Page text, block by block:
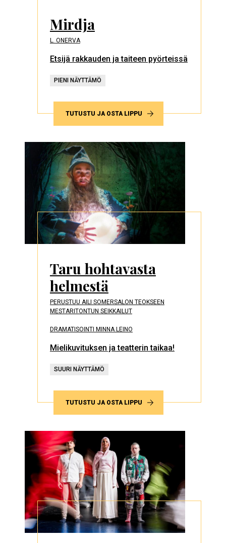
Mirdja
L. ONERVA
Etsijä rakkauden ja taiteen pyörteissä
PIENI NÄYTTÄMÖ
TUTUSTU JA OSTA LIPPU
Taru hohtavasta
helmestä
PERUSTUU AILI SOMERSALON TEOKSEEN
MESTARITONTUN SEIKKAILUT
DRAMATISOINTI MINNA LEINO
Mielikuvituksen ja teatterin taikaa!
SUURI NÄYTTÄMÖ
TUTUSTU JA OSTA LIPPU